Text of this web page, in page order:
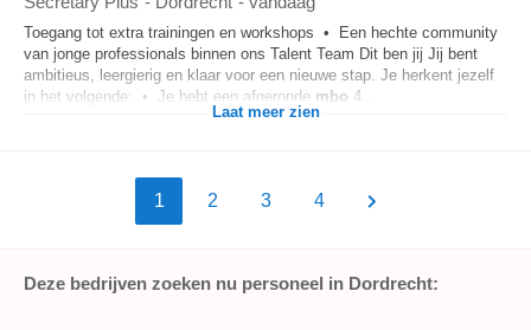
Toegang tot extra trainingen en workshops • Een hechte community
van jonge professionals binnen ons Talent Team Dit ben jij Jij bent
ambitieus, leergierig en klaar voor een nieuwe stap. Je herkent jezelf
in het volgende: • Je hebt een afgeronde mbo 4...
Laat meer zien
1 2 3 4
Deze bedrijven zoeken nu personeel in Dordrecht: